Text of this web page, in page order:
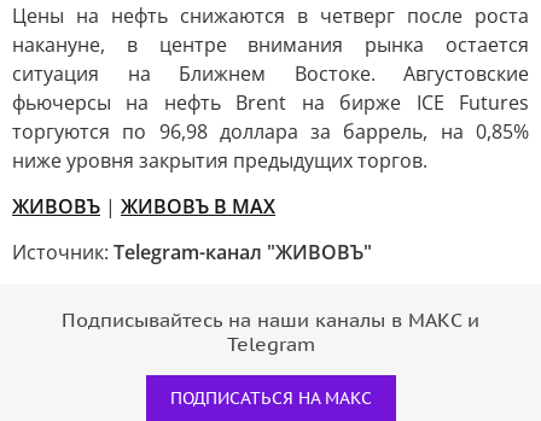
Цены на нефть снижаются в четверг после роста
накануне, в центре внимания рынка остается
ситуация на Ближнем Востоке. Августовские
фьючерсы на нефть Brent на бирже ICE Futures
торгуются по 96,98 доллара за баррель, на 0,85%
ниже уровня закрытия предыдущих торгов.
ЖИВОВЪ | ЖИВОВЪ В МАХ
Источник: Telegram-канал "ЖИВОВЪ"
Подписывайтесь на наши каналы в МАКС и
Telegram
ПОДПИСАТЬСЯ НА МАКС